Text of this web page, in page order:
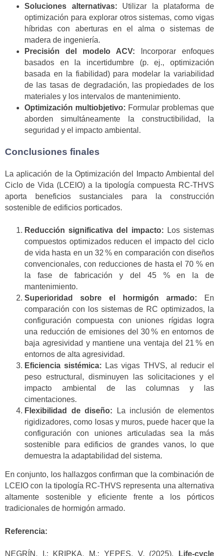
Soluciones alternativas: Utilizar la plataforma de
optimización para explorar otros sistemas, como vigas
híbridas con aberturas en el alma o sistemas de
madera de ingeniería.
Precisión del modelo ACV: Incorporar enfoques
basados en la incertidumbre (p. ej., optimización
basada en la fiabilidad) para modelar la variabilidad
de las tasas de degradación, las propiedades de los
materiales y los intervalos de mantenimiento.
Optimización multiobjetivo: Formular problemas que
aborden simultáneamente la constructibilidad, la
seguridad y el impacto ambiental.
Conclusiones finales
La aplicación de la Optimización del Impacto Ambiental del
Ciclo de Vida (LCEIO) a la tipología compuesta RC-THVS
aporta beneficios sustanciales para la construcción
sostenible de edificios porticados.
Reducción significativa del impacto: Los sistemas
compuestos optimizados reducen el impacto del ciclo
de vida hasta en un 32 % en comparación con diseños
convencionales, con reducciones de hasta el 70 % en
la fase de fabricación y del 45 % en la de
mantenimiento.
Superioridad sobre el hormigón armado: En
comparación con los sistemas de RC optimizados, la
configuración compuesta con uniones rígidas logra
una reducción de emisiones del 30 % en entornos de
baja agresividad y mantiene una ventaja del 21 % en
entornos de alta agresividad.
Eficiencia sistémica: Las vigas THVS, al reducir el
peso estructural, disminuyen las solicitaciones y el
impacto ambiental de las columnas y las
cimentaciones.
Flexibilidad de diseño: La inclusión de elementos
rigidizadores, como losas y muros, puede hacer que la
configuración con uniones articuladas sea la más
sostenible para edificios de grandes vanos, lo que
demuestra la adaptabilidad del sistema.
En conjunto, los hallazgos confirman que la combinación de
LCEIO con la tipología RC-THVS representa una alternativa
altamente sostenible y eficiente frente a los pórticos
tradicionales de hormigón armado.
Referencia:
NEGRÍN, I.; KRIPKA, M.; YEPES, V. (2025). Life-cycle